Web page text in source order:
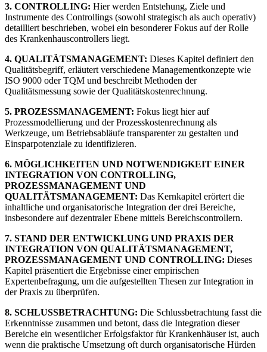
3. CONTROLLING: Hier werden Entstehung, Ziele und
Instrumente des Controllings (sowohl strategisch als auch operativ)
detailliert beschrieben, wobei ein besonderer Fokus auf der Rolle
des Krankenhauscontrollers liegt.
4. QUALITÄTSMANAGEMENT: Dieses Kapitel definiert den
Qualitätsbegriff, erläutert verschiedene Managementkonzepte wie
ISO 9000 oder TQM und beschreibt Methoden der
Qualitätsmessung sowie der Qualitätskostenrechnung.
5. PROZESSMANAGEMENT: Fokus liegt hier auf
Prozessmodellierung und der Prozesskostenrechnung als
Werkzeuge, um Betriebsabläufe transparenter zu gestalten und
Einsparpotenziale zu identifizieren.
6. MÖGLICHKEITEN UND NOTWENDIGKEIT EINER
INTEGRATION VON CONTROLLING,
PROZESSMANAGEMENT UND
QUALITÄTSMANAGEMENT: Das Kernkapitel erörtert die
inhaltliche und organisatorische Integration der drei Bereiche,
insbesondere auf dezentraler Ebene mittels Bereichscontrollern.
7. STAND DER ENTWICKLUNG UND PRAXIS DER
INTEGRATION VON QUALITÄTSMANAGEMENT,
PROZESSMANAGEMENT UND CONTROLLING: Dieses
Kapitel präsentiert die Ergebnisse einer empirischen
Expertenbefragung, um die aufgestellten Thesen zur Integration in
der Praxis zu überprüfen.
8. SCHLUSSBETRACHTUNG: Die Schlussbetrachtung fasst die
Erkenntnisse zusammen und betont, dass die Integration dieser
Bereiche ein wesentlicher Erfolgsfaktor für Krankenhäuser ist, auch
wenn die praktische Umsetzung oft durch organisatorische Hürden